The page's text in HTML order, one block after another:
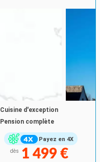
Payez en 4X
Cuisine d'exception
Pension complète
dès 1 499 €